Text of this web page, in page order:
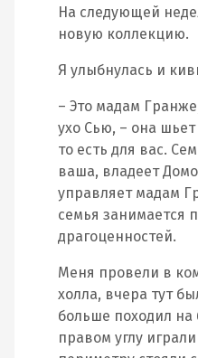
На следующей
новую коллекцию.
Я улыбнулась и
– Это мадам
ухо Сью, – она
то есть для вас.
ваша, владеет
управляет мадам
семья занимается
драгоценностей.
Меня провели в
холла, вчера тут
больше походил на
правом углу